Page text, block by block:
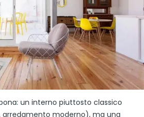
un interno piuttosto classico
moderno), ma una